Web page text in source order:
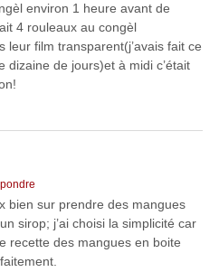
environ 1 heure avant de
4 rouleaux au congèl
leur film transparent(j’avais fait ce
dizaine de jours)et à midi c’était
bien sur prendre des mangues
sirop; j’ai choisi la simplicité car
recette des mangues en boite